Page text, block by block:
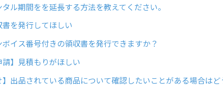
タル期間をを延長する方法を教えてください。
書を発行してほしい
ボイス番号付きの領収書を発行できますか？
請】見積もりがほしい
】出品されている商品について確認したいことがある場合は